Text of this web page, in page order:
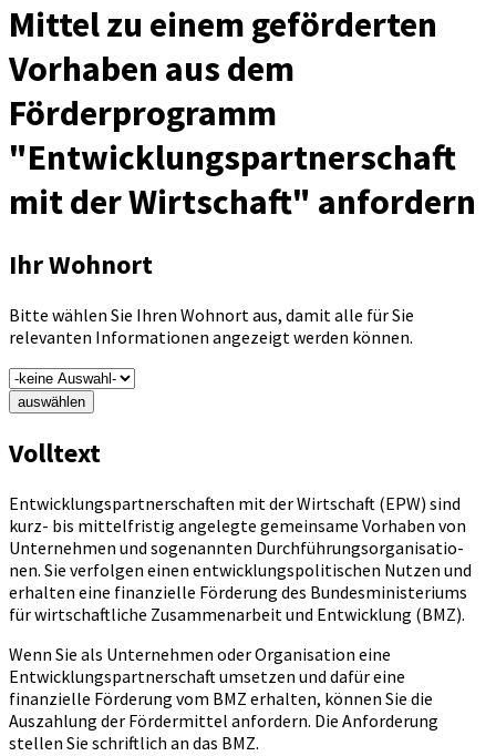
Mittel zu einem geförderten
Vorhaben aus dem
Förderprogramm
"Entwicklungspartnerschaft
mit der Wirtschaft" anfordern
Ihr Wohnort
Bitte wählen Sie Ihren Wohnort aus, damit alle für Sie
relevanten Informationen angezeigt werden können.
auswählen
Volltext
Ent­wick­lungs­part­ner­schaf­ten mit der Wirt­schaft (EPW) sind
kurz- bis mit­tel­fris­tig an­ge­leg­te ge­mein­sa­me Vor­ha­ben von
Un­ter­neh­men und sogenannten Durch­füh­rungs­or­ga­ni­sa­tio­
nen. Sie verfolgen einen entwicklungspolitischen Nutzen und
erhalten eine finanzielle Förderung des Bundesministeriums
für wirtschaftliche Zusammenarbeit und Entwicklung (BMZ).
Wenn Sie als Unternehmen oder Organisation eine
Entwicklungspartnerschaft umsetzen und dafür eine
finanzielle Förderung vom BMZ erhalten, können Sie die
Auszahlung der Fördermittel anfordern. Die Anforderung
stellen Sie schriftlich an das BMZ.